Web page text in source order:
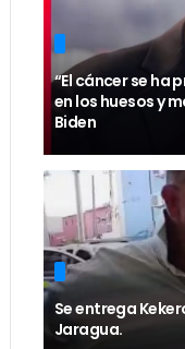
“El cáncer se ha
en los huesos y
Biden
Se entrega
Jaragua.